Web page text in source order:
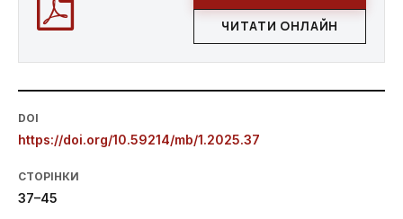
ЧИТАТИ ОНЛАЙН
DOI
https://doi.org/10.59214/mb/1.2025.37
СТОРІНКИ
37–45